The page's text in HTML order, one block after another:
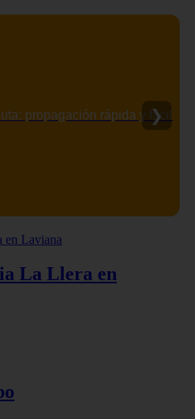
propagación rápida y fácil
❯
La Llera en